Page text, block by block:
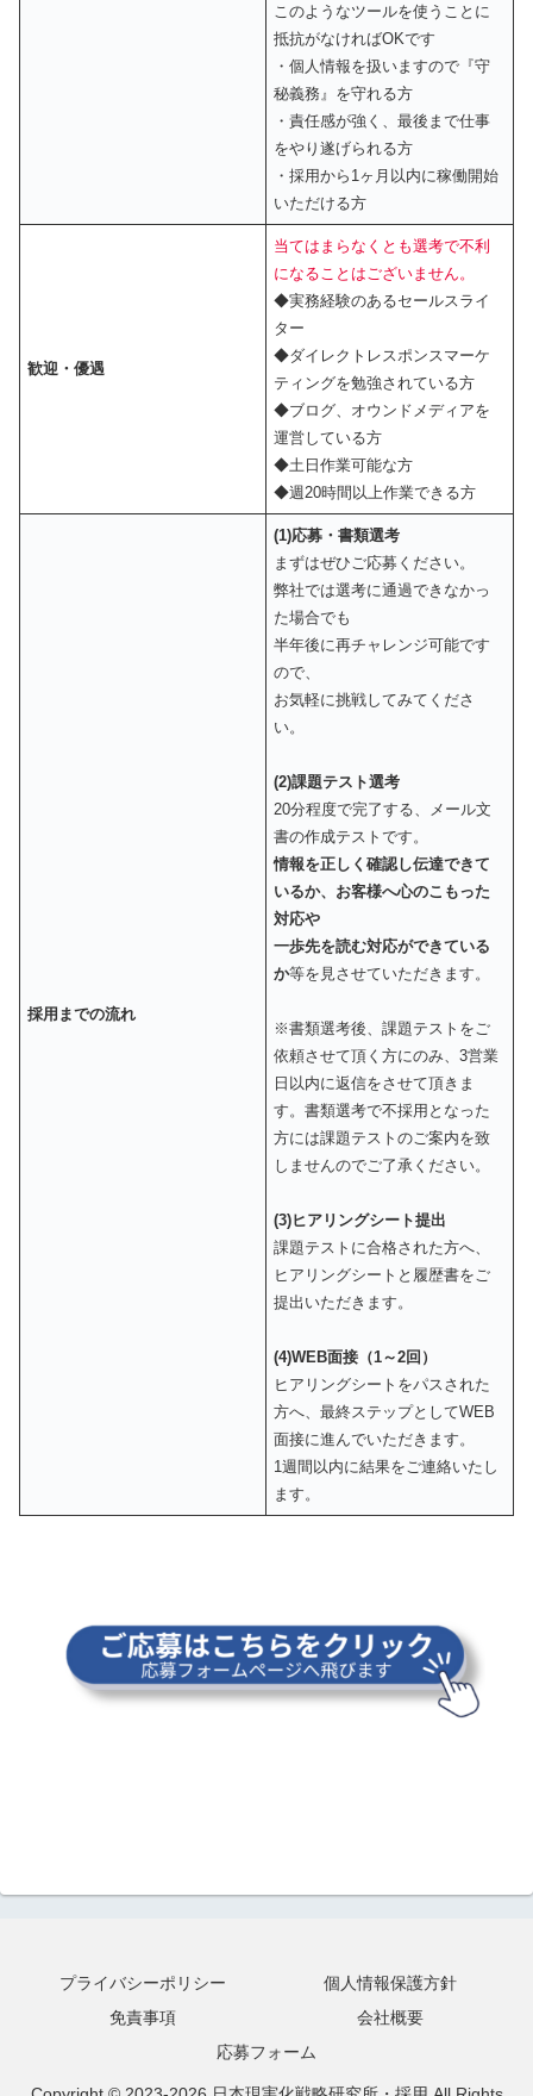
このようなツールを使うことに
抵抗がなければOKです
・個人情報を扱いますので『守
秘義務』を守れる方
・責任感が強く、最後まで仕事
をやり遂げられる方
・採用から1ヶ月以内に稼働開始
いただける方
歓迎・優遇
当てはまらなくとも選考で不利
になることはございません。
◆実務経験のあるセールスライ
ター
◆ダイレクトレスポンスマーケ
ティングを勉強されている方
◆ブログ、オウンドメディアを
運営している方
◆土日作業可能な方
◆週20時間以上作業できる方
採用までの流れ
(1)応募・書類選考
まずはぜひご応募ください。
弊社では選考に通過できなかっ
た場合でも
半年後に再チャレンジ可能です
ので、
お気軽に挑戦してみてくださ
い。
(2)課題テスト選考
20分程度で完了する、メール文
書の作成テストです。
情報を正しく確認し伝達できて
いるか、お客様へ心のこもった
対応や
一歩先を読む対応ができている
か等を見させていただきます。
※書類選考後、課題テストをご
依頼させて頂く方にのみ、3営業
日以内に返信をさせて頂きま
す。書類選考で不採用となった
方には課題テストのご案内を致
しませんのでご了承ください。
(3)ヒアリングシート提出
課題テストに合格された方へ、
ヒアリングシートと履歴書をご
提出いただきます。
(4)WEB面接（1～2回）
ヒアリングシートをパスされた
方へ、最終ステップとしてWEB
面接に進んでいただきます。
1週間以内に結果をご連絡いたし
ます。
プライバシーポリシー
個人情報保護方針
免責事項
会社概要
応募フォーム